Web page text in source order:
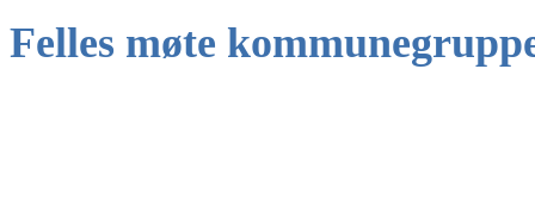
Felles møte